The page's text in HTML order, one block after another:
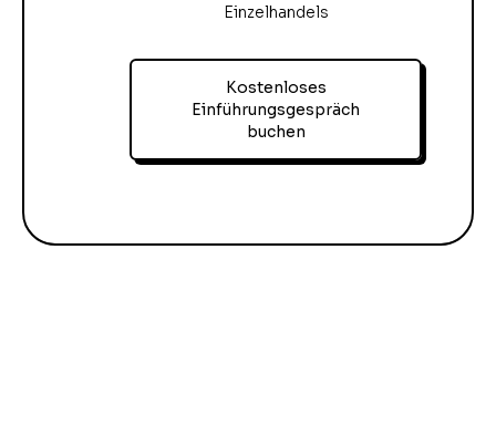
Einzelhandels
Kostenloses
Einführungsgespräch
buchen